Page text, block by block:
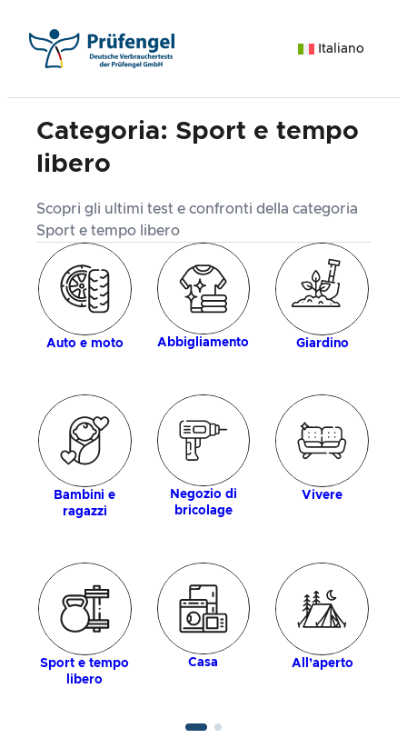
contenuto
Italiano
Categoria: Sport e tempo
libero
Scopri gli ultimi test e confronti della categoria
Sport e tempo libero
Auto e moto Abbigliamento Giardino
Bambini e
ragazzi
Negozio di
bricolage
Vivere
Sport e tempo
libero
Casa All’aperto